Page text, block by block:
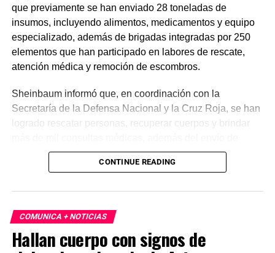
que previamente se han enviado 28 toneladas de
insumos, incluyendo alimentos, medicamentos y equipo
especializado, además de brigadas integradas por 250
elementos que han participado en labores de rescate,
atención médica y remoción de escombros.
Sheinbaum informó que, en coordinación con la
Secretaría de la Defensa Nacional y la Cruz Roja, se han
logrado rescatar personas, recuperar cuerpos y brindar
plantas de energía y materiales de apoyo. Subrayó que
estas acciones responden a solicitudes del gobierno
En otro tema, el secretario de Economía, Marcelo Ebrard,
aseguró que el Tratado entre México, Estados Unidos y
CONTINUE READING
COMUNICA + NOTICIAS
Hallan cuerpo con signos de